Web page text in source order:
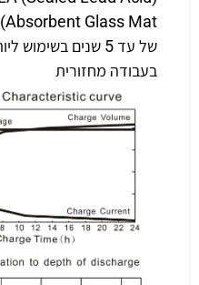
בעבודה מחזורית